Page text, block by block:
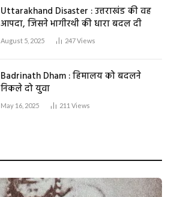
Uttarakhand Disaster : उत्तराखंड की वह
आपदा, जिसने भागीरथी की धारा बदल दी
August 5, 2025 247Views
Badrinath Dham : हिमालय को बदलने
निकले दो युवा
May 16, 2025 211 Views